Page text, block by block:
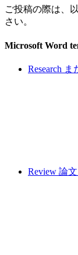
ご投稿の際は、
さい。
Microsoft Word
Research
Review 論文